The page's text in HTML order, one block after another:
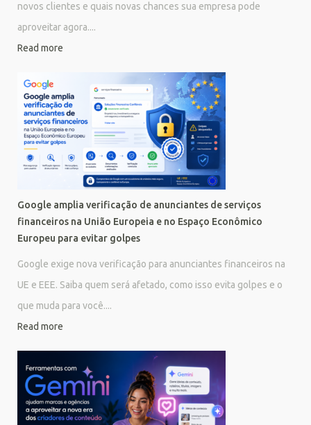
novos clientes e quais novas chances sua empresa pode
aproveitar agora....
Read more
Google amplia verificação de anunciantes de serviços
financeiros na União Europeia e no Espaço Econômico
Europeu para evitar golpes
Google exige nova verificação para anunciantes financeiros na
UE e EEE. Saiba quem será afetado, como isso evita golpes e o
que muda para você....
Read more